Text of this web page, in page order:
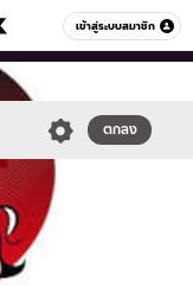
เข้าสู่ระบบสมาชิก
หมวดอื่นๆ
ตกลง